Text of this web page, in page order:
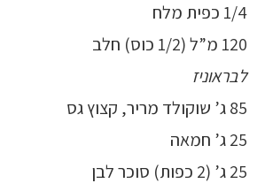
1/4 כפית מלח
120 מ”ל (1/2 כוס) חלב
לבראוניז
85 ג’ שוקולד מריר, קצוץ גס
25 ג’ חמאה
25 ג’ (2 כפות) סוכר לבן